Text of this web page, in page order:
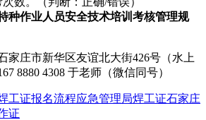
特种作业人员安全技术培训考核管理规
家庄市新华区友谊北大街426号（水上
8880 4308 于老师（微信同号）
工证报名流程应急管理局焊工证石家庄
证